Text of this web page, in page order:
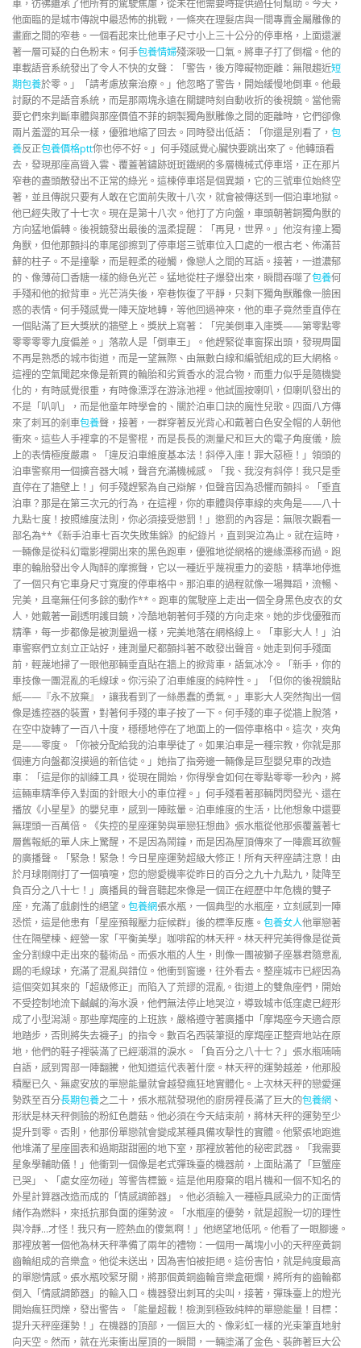
車，彷彿繼承了他所有的駕駛焦慮，從未在他需要時提供過任何幫助。今天，
他面臨的是城市傳說中最恐怖的挑戰，一條夾在理髮店與一間專賣金屬雕像的
畫廊之間的窄巷。一個看起來比他車子尺寸小上三十公分的停車格，上面還灑
著一層可疑的白色粉末。何手包養情婦殘深吸一口氣。將車子打了倒檔。他的
車載語音系統發出了令人不快的女聲：「警告，後方障礙物距離：無限趨近短
期包養於零。」「請考慮放棄治療。」他忽略了警告，開始緩慢地倒車。他最
討厭的不是語音系統，而是那兩塊永遠在關鍵時刻自動收折的後視鏡。當他需
要它們來判斷車體與那座價值不菲的銅製獨角獸雕像之間的距離時，它們卻像
兩片羞澀的耳朵一樣，優雅地縮了回去。同時發出低語：「你還是別看了， 包
養反正包養價格ptt你也停不好。」何手殘感覺心臟快要跳出來了。他轉頭看
去，發現那座高聳入雲、覆蓋著鏽跡斑斑鐵網的多層機械式停車塔，正在那片
窄巷的盡頭散發出不正常的綠光。這棟停車塔是個異類，它的三號車位始終空
著，並且傳說只要有人敢在它面前失敗十八次，就會被傳送到一個泊車地獄。
他已經失敗了十七次。現在是第十八次。他打了方向盤，車頭朝著銅獨角獸的
方向猛地偏轉。後視鏡發出最後的溫柔提醒：「再見，世界。」他沒有撞上獨
角獸，但他那顫抖的車尾卻擦到了停車塔三號車位入口處的一根古老、佈滿苔
蘚的柱子。不是撞擊，而是輕柔的碰觸，像戀人之間的耳語。接著，一道濃郁
的、像薄荷口香糖一樣的綠色光芒。猛地從柱子爆發出來，瞬間吞噬了包養何
手殘和他的掀背車。光芒消失後，窄巷恢復了平靜，只剩下獨角獸雕像一臉困
惑的表情。何手殘感覺一陣天旋地轉，等他回過神來，他的車子竟然垂直停在
一個貼滿了巨大獎狀的牆壁上。獎狀上寫著：「完美倒車入庫獎——第零點零
零零零零九度偏差。」落款人是「倒車王」。他趕緊從車窗探出頭，發現周圍
不再是熟悉的城市街道，而是一望無際、由無數白線和編號組成的巨大網格。
這裡的空氣聞起來像是新買的輪胎和劣質香水的混合物，而重力似乎是隨機變
化的，有時感覺很重，有時像漂浮在游泳池裡。他試圖按喇叭，但喇叭發出的
不是「叭叭」，而是他童年時學會的、關於泊車口訣的魔性兒歌。四面八方傳
來了刺耳的剎車包養聲，接著，一群穿著反光背心和戴著白色安全帽的人朝他
衝來。這些人手裡拿的不是警棍，而是長長的測量尺和巨大的電子角度儀，臉
上的表情極度嚴肅。「違反泊車維度基本法！斜停入庫！罪大惡極！」領頭的
泊車警察用一個擴音器大喊，聲音充滿機械感。「我、我沒有斜停！我只是垂
直停在了牆壁上！」何手殘趕緊為自己辯解，但聲音因為恐懼而顫抖。「垂直
泊車？那是在第三次元的行為，在這裡，你的車體與停車線的夾角是——八十
九點七度！按照維度法則，你必須接受懲罰！」懲罰的內容是：無限次觀看一
部名為**《新手泊車七百次失敗集錦》的紀錄片，直到哭泣為止。就在這時，
一輛像是從科幻電影裡開出來的黑色跑車，優雅地從網格的邊緣漂移而過。跑
車的輪胎發出令人陶醉的摩擦聲，它以一種近乎蔑視重力的姿態，精準地停進
了一個只有它車身尺寸寬度的停車格中。那泊車的過程就像一場舞蹈，流暢、
完美，且毫無任何多餘的動作**。跑車的駕駛座上走出一個全身黑色皮衣的女
人，她戴著一副透明護目鏡，冷酷地朝著何手殘的方向走來。她的步伐優雅而
精準，每一步都像是被測量過一樣，完美地落在網格線上。「車影大人！」泊
車警察們立刻立正站好，連測量尺都顫抖著不敢發出聲音。她走到何手殘面
前，輕蔑地掃了一眼他那輛垂直貼在牆上的掀背車，語氣冰冷。「新手，你的
車技像一團混亂的毛線球。你污染了泊車維度的純粹性。」「但你的後視鏡貼
紙——『永不放棄』，讓我看到了一絲愚蠢的勇氣。」車影大人突然掏出一個
像是遙控器的裝置，對著何手殘的車子按了一下。何手殘的車子從牆上脫落，
在空中旋轉了一百八十度，穩穩地停在了地面上的一個停車格中。這次，夾角
是——零度。「你被分配給我的泊車學徒了。如果泊車是一種宗教，你就是那
個連方向盤都沒摸過的新信徒。」她指了指旁邊一輛像是巨型嬰兒車的改造
車：「這是你的訓練工具，從現在開始，你得學會如何在零點零零一秒內，將
這輛車精準停入對面的針眼大小的車位裡。」何手殘看著那輛閃閃發光、還在
播放《小星星》的嬰兒車，感到一陣眩暈。泊車維度的生活，比他想象中還要
無理頭一百萬倍。《失控的星座運勢與單戀狂想曲》張水瓶從他那張覆蓋著七
層舊報紙的單人床上驚醒，不是因為鬧鐘，而是因為屋頂傳來了一陣震耳欲聾
的廣播聲。「緊急！緊急！今日星座運勢超級大修正！所有天秤座請注意！由
於月球剛剛打了一個噴嚏，您的戀愛機率從昨日的百分之九十九點九，陡降至
負百分之八十七！」廣播員的聲音聽起來像是一個正在經歷中年危機的雙子
座，充滿了戲劇性的絕望。 包養網張水瓶，一個典型的水瓶座，立刻感到一陣
恐慌，這是他患有「星座預報壓力症候群」後的標準反應。 包養女人他單戀著
住在隔壁棟、經營一家「平衡美學」咖啡館的林天秤。林天秤完美得像是從黃
金分割線中走出來的藝術品。而張水瓶的人生，則像一團被獅子座暴君隨意亂
踢的毛線球，充滿了混亂與錯位。他衝到窗邊，往外看去。整座城市已經因為
這個突如其來的「超級修正」而陷入了荒謬的混亂。街道上的雙魚座們，開始
不受控制地流下鹹鹹的海水淚，他們無法停止地哭泣，導致城市低窪處已經形
成了小型潟湖。那些摩羯座的上班族，嚴格遵守著廣播中「摩羯座今天適合原
地踏步，否則將失去襪子」的指令。數百名西裝筆挺的摩羯座正整齊地站在原
地，他們的鞋子裡裝滿了已經潮濕的淚水。「負百分之八十七？」張水瓶喃喃
自語，感到胃部一陣翻騰，他知道這代表著什麼。林天秤的運勢越差，他那股
積壓已久、無處安放的單戀能量就會越發瘋狂地實體化。上次林天秤的戀愛運
勢跌至百分長期包養之二十，張水瓶就發現他的廚房裡長滿了巨大的包養網 、
形狀是林天秤側臉的粉紅色蘑菇。他必須在今天結束前，將林天秤的運勢至少
提升到零。否則，他那份單戀就會變成某種具備攻擊性的實體。他緊張地跑進
他堆滿了星座圖表和過期甜甜圈的地下室，那裡放著他的秘密武器。「我需要
星象學輔助儀！」他衝到一個像是老式彈珠臺的機器前，上面貼滿了「巨蟹座
已哭」、「處女座勿碰」等警告標籤。這是他用廢棄的唱片機和一個不知名的
外星計算器改造而成的「情感調節器」。他必須輸入一種極具感染力的正面情
緒作為燃料，來抵抗那負面的運勢波。「水瓶座的優勢，就是超脫一切的理性
與冷靜…才怪！我只有一腔熱血的傻氣啊！」他絕望地低吼。他看了一眼腳邊。
那裡放著一個他為林天秤準備了兩年的禮物：一個用一萬塊小小的天秤座黃銅
齒輪組成的音樂盒。他從未送出，因為害怕被拒絕。這份害怕，就是純度最高
的單戀情感。張水瓶咬緊牙關，將那個黃銅齒輪音樂盒砸爛，將所有的齒輪都
倒入「情感調節器」的輸入口。機器發出刺耳的尖叫，接著，彈珠臺上的燈光
開始瘋狂閃爍，發出警告。「能量超載！檢測到極致純粹的單戀能量！目標：
提升天秤座運勢！」在機器的頂部，一個巨大的、像彩虹一樣的光束筆直地射
向天空。然而，就在光束衝出屋頂的一瞬間，一輛塗滿了金色、裝飾著巨大公